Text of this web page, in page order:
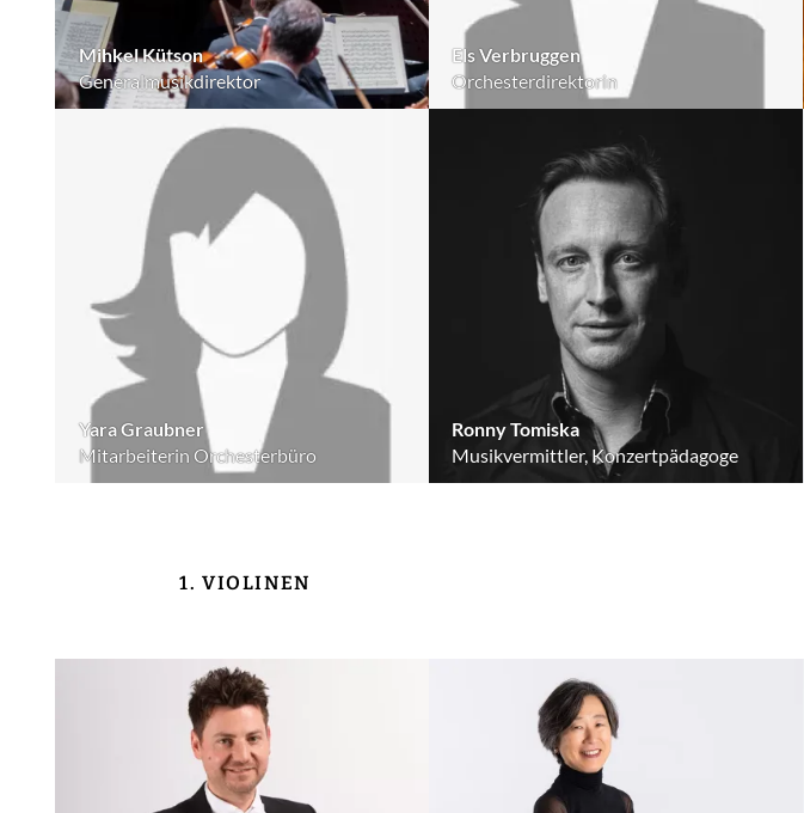
Mihkel Kütson
Generalmusikdirektor
Els Verbruggen
Orchesterdirektorin
Yara Graubner
Mitarbeiterin Orchesterbüro
Ronny Tomiska
Musikvermittler, Konzertpädagoge
1. VIOLINEN